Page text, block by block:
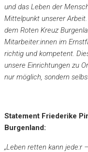
und das Leben der
Mittelpunkt unserer
dem Roten Kreuz
Mitarbeiter:innen im
richtig und kompetent.
unsere Einrichtungen zu
nur möglich, sondern
Statement Friederike
Burgenland:
„Leben retten kann jede:r